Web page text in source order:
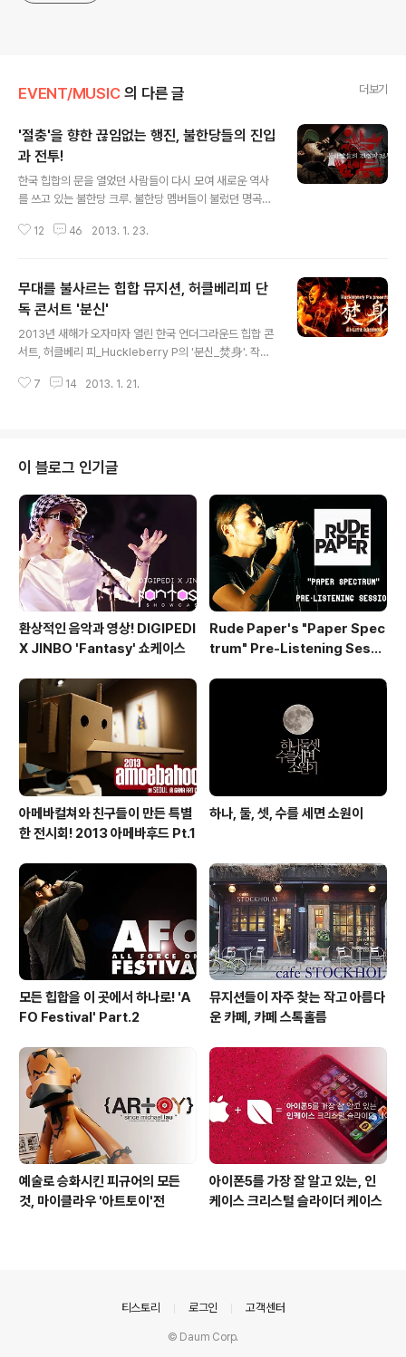
EVENT/MUSIC 의 다른 글 더보기
'절충'을 향한 끊임없는 행진, 불한당들의 진입
과 전투!
한국 힙합의 문을 열었던 사람들이 다시 모여 새로운 역사
를 쓰고 있는 불한당 크루. 불한당 멤버들이 불렀던 명곡과
들어볼 수 있는 기회가 생겼다. 소울 다이브_Soul Dive,
데, 그 실체를 보고, 듣고, 느끼기 위해 2013년 1월 20일
홍대에 위치한 V-Hall에서 열린 그들의 합동 콘서트, '불한
당들의 진입과 전투'를 찾아가 보았다. 불한당 크루는 아시
다시피 우리나라 힙합 1세대들이 모인 크루로, 현재 A.Ja
y, Artisan Beats, 채영, 대팔, DJ Skip, DJ Pandol, F
ascinating, Jay Kay, ..
12 46 2013. 1. 23.
무대를 불사르는 힙합 뮤지션, 허클베리피 단
독 콘서트 '분신'
2013년 새해가 오자마자 열린 한국 언더그라운드 힙합 콘
서트, 허클베리 피_Huckleberry P의 '분신_焚身'. 작년
을 열겠다는 공약을 지켜 예매 페이지가 열린 지 단 5분도
잊고 땀을 뻘뻘 흘리며 다같이 몸을 불태워 놀아볼 준비가
되어 있었다. 공연 전에 미리 헉피를 만나 영상의 컨셉과 세
트리스트를 확인하고, 오늘 '분신'을 찾아올 수많은 관객들
을 깜짝 놀래켜 줄 무언가(?)를 준비하기 위해 회의도 가졌
었다. 이 무대에 대한 강한 자신감으로 가득한 헉피는 보통
관례처..
7 14 2013. 1. 21.
이 블로그 인기글
환상적인 음악과 영상! DIGIPEDI
X JINBO 'Fantasy' 쇼케이스
Rude Paper's "Paper Spec
trum" Pre-Listening Sessi
아메바컬쳐와 친구들이 만든 특별
한 전시회! 2013 아메바후드 Pt.1
하나, 둘, 셋, 수를 세면 소원이
모든 힙합을 이 곳에서 하나로! 'A
FO Festival' Part.2
뮤지션들이 자주 찾는 작고 아름다
운 카페, 카페 스톡홀름
예술로 승화시킨 피규어의 모든
것, 마이클라우 '아트토이'전
아이폰5를 가장 잘 알고 있는, 인
케이스 크리스털 슬라이더 케이스
티스토리 로그인 고객센터
© Daum Corp.